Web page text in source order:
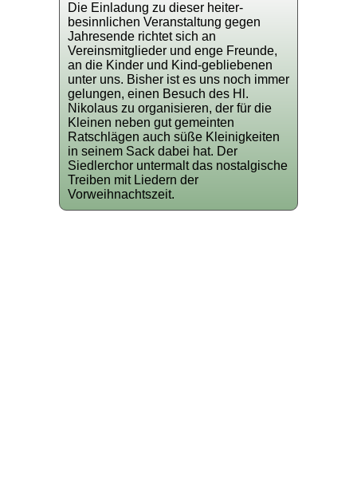
Die Einladung zu dieser heiter-
besinnlichen Veranstaltung gegen
Jahresende richtet sich an
Vereinsmitglieder und enge Freunde,
an die Kinder und Kind-gebliebenen
unter uns. Bisher ist es uns noch immer
gelungen, einen Besuch des Hl.
Nikolaus zu organisieren, der für die
Kleinen neben gut gemeinten
Ratschlägen auch süße Kleinigkeiten
in seinem Sack dabei hat. Der
Siedlerchor untermalt das nostalgische
Treiben mit Liedern der
Vorweihnachtszeit.